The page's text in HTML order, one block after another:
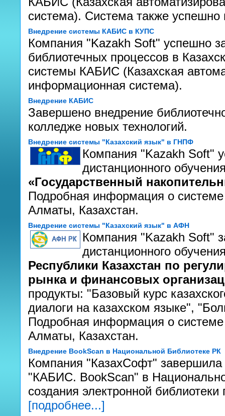
система). Система также
Внедрение системы КАБИС в КУПС
Компания "Kazakh Soft" успешно
библиотечных процессов в
системы КАБИС (Казахская
информационная система).
Внедрение КАБИС
Завершено внедрение
колледже новых технологий.
Внедрение системы "Казахский язык" в ГНПФ
Компания "Kazakh Soft"
дистанционного
«Государственный
Подробная информация о
Алматы, Казахстан.
Внедрение системы "Казахский язык" в АФН
Компания "Kazakh Soft"
дистанционного
Республики Казахстан по
рынка и финансовых
продукты: "Базовый курс
диалоги на казахском языке",
Подробная информация о
Алматы, Казахстан.
Внедрение BookScan в Национальной Библиотеке РК
Компания "КазахСофт"
"КАБИС. BookScan" в
создания электронной
[подробнее...]